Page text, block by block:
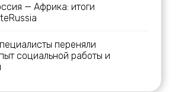
— Африка: итоги
переняли
социальной работы и